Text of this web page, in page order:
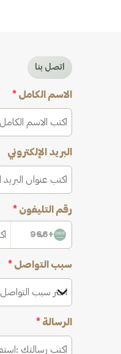
اتصل بنا
الاسم الكامل *
البريد الإلكتروني
رقم التليفون *
+966
سبب التواصل *
اختر سبب التواصل
الرسالة *